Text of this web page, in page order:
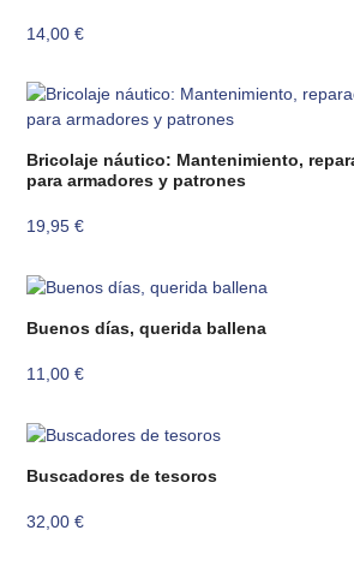
14,00€
Bricolaje náutico: Mantenimiento,
para armadores y patrones
19,95€
Buenos días, querida ballena
11,00€
Buscadores de tesoros
32,00€